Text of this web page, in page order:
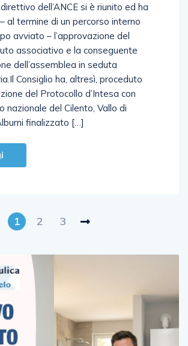
dell’ANCE si è riunito ed ha
al termine di un percorso interno
avviato – l’approvazione del
associativo e la conseguente
dell’assemblea in seduta
Consiglio ha, altresì, proceduto
del Protocollo d’Intesa con
nazionale del Cilento, Vallo di
finalizzato […]
1 2 3